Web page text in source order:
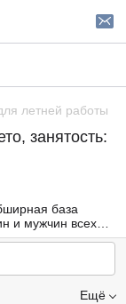
летней работы
занятость:
база
и мужчин всех
агентств.
параметрам или
проще найти то,
Ещё